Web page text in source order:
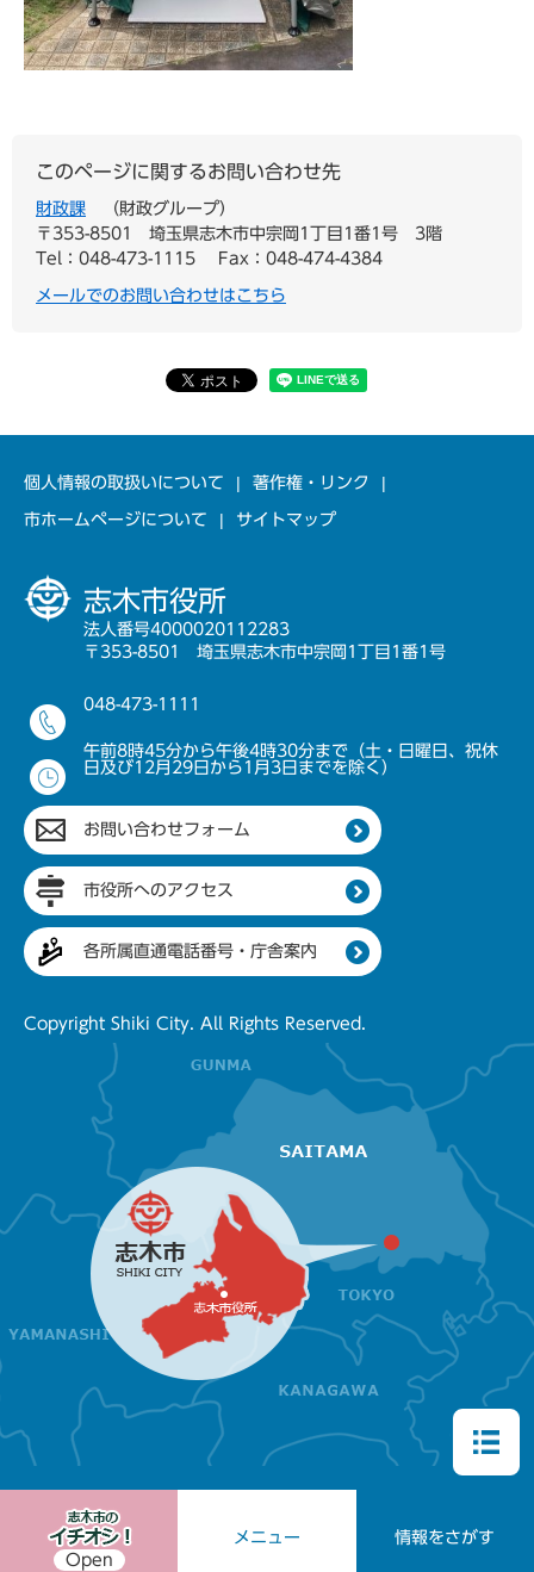
Open
メニュー 情報をさがす
このページに関するお問い合わせ先
財政課
財政グループ
〒353-8501
埼玉県志木市中宗岡1丁目1番1号 3階
Tel：048-473-1115
Fax：048-474-4384
メールでのお問い合わせはこちら
個人情報の取扱いについて 著作権・リンク
市ホームページについて サイトマップ
志木市役所
法人番号4000020112283
〒353-8501 埼玉県志木市中宗岡1丁目1番1号
048-473-1111
午前8時45分から午後4時30分まで（土・日曜日、祝休
日及び12月29日から1月3日までを除く）
お問い合わせフォーム
市役所へのアクセス
各所属直通電話番号・庁舎案内
Copyright Shiki City. All Rights Reserved.